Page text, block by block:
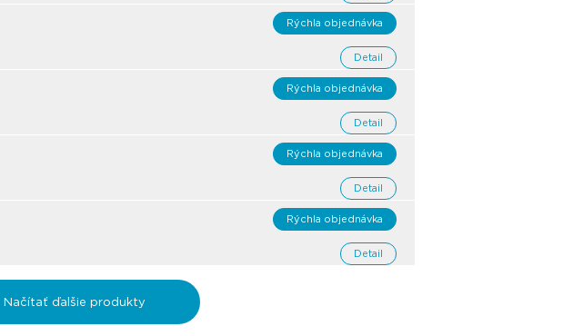
Rýchla objednávka
Detail
Rýchla objednávka
Detail
Rýchla objednávka
Detail
Rýchla objednávka
Detail
Načítať ďalšie produkty